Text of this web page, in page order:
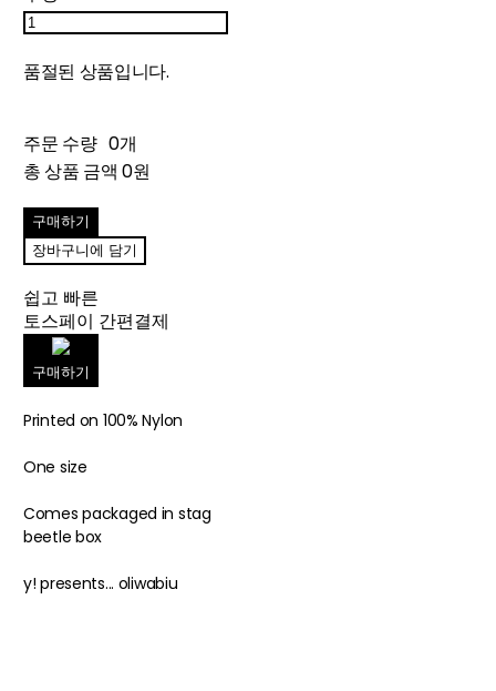
품절된 상품입니다.
주문 수량 0개
총 상품 금액 0원
구매하기
장바구니에 담기
쉽고 빠른
토스페이 간편결제
구매하기
Printed on 100% Nylon
One size
Comes packaged in stag
beetle box
y! presents... oliwabiu